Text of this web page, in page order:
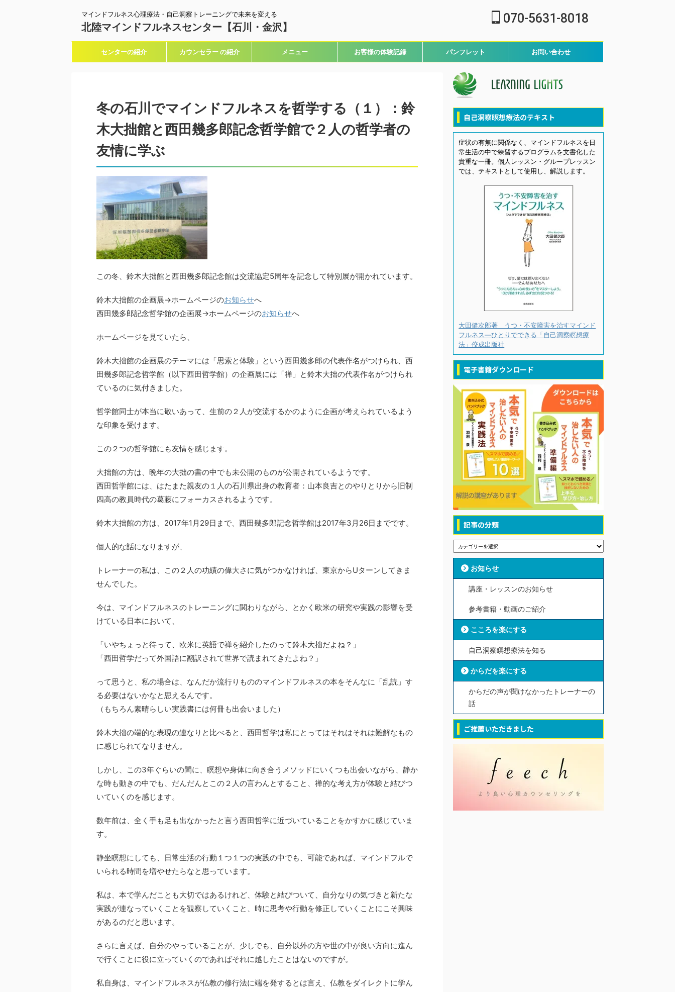
マインドフルネス心理療法・自己洞察トレーニングで未来を変える
北陸マインドフルネスセンター【石川・金沢】
070-5631-8018
センターの紹介 カウンセラー の紹介 メニュー お客様の体験記録 パンフレット お問い合わせ
冬の石川でマインドフルネスを哲学する（１）：鈴
木大拙館と西田幾多郎記念哲学館で２人の哲学者の
友情に学ぶ
この冬、鈴木大拙館と西田幾多郎記念館は交流協定5周年を記念して特別展が開かれています。
鈴木大拙館の企画展→ホームページのお知らせへ
西田幾多郎記念哲学館の企画展→ホームページのお知らせへ
ホームページを見ていたら、
鈴木大拙館の企画展のテーマには「思索と体験」という西田幾多郎の代表作名がつけられ、西
田幾多郎記念哲学館（以下西田哲学館）の企画展には「禅」と鈴木大拙の代表作名がつけられ
ているのに気付きました。
哲学館同士が本当に敬いあって、生前の２人が交流するかのように企画が考えられているよう
な印象を受けます。
この２つの哲学館にも友情を感じます。
大拙館の方は、晩年の大拙の書の中でも未公開のものが公開されているようです。
西田哲学館には、はたまた親友の１人の石川県出身の教育者：山本良吉とのやりとりから旧制
四高の教員時代の葛藤にフォーカスされるようです。
鈴木大拙館の方は、2017年1月29日まで、西田幾多郎記念哲学館は2017年3月26日までです。
個人的な話になりますが、
トレーナーの私は、この２人の功績の偉大さに気がつかなければ、東京からUターンしてきま
せんでした。
今は、マインドフルネスのトレーニングに関わりながら、とかく欧米の研究や実践の影響を受
けている日本において、
「いやちょっと待って、欧米に英語で禅を紹介したのって鈴木大拙だよね？」
「西田哲学だって外国語に翻訳されて世界で読まれてきたよね？」
って思うと、私の場合は、なんだか流行りもののマインドフルネスの本をそんなに「乱読」す
る必要はないかなと思えるんです。
（もちろん素晴らしい実践書には何冊も出会いました）
鈴木大拙の端的な表現の連なりと比べると、西田哲学は私にとってはそれはそれは難解なもの
に感じられてなりません。
しかし、この3年ぐらいの間に、瞑想や身体に向き合うメソッドにいくつも出会いながら、静か
な時も動きの中でも、だんだんとこの２人の言わんとすること、禅的な考え方が体験と結びつ
いていくのを感じます。
数年前は、全く手も足も出なかったと言う西田哲学に近づいていることをかすかに感じていま
す。
静坐瞑想にしても、日常生活の行動１つ１つの実践の中でも、可能であれば、マインドフルで
いられる時間を増やせたらなと思っています。
私は、本で学んだことも大切ではあるけれど、体験と結びついて、自分なりの気づきと新たな
実践が連なっていくことを観察していくこと、時に思考や行動を修正していくことにこそ興味
があるのだと思います。
さらに言えば、自分のやっていることが、少しでも、自分以外の方や世の中が良い方向に進ん
で行くことに役に立っていくのであればそれに越したことはないのですが。
私自身は、マインドフルネスが仏教の修行法に端を発するとは言え、仏教をダイレクトに学ん
自己洞察瞑想療法のテキスト
症状の有無に関係なく、マインドフルネスを日
常生活の中で練習するプログラムを文書化した
貴重な一冊。個人レッスン・グループレッスン
では、テキストとして使用し、解説します。
大田健次郎著 うつ・不安障害を治すマインド
フルネス―ひとりでできる「自己洞察瞑想療
法」佼成出版社
電子書籍ダウンロード
記事の分類
お知らせ
講座・レッスンのお知らせ
参考書籍・動画のご紹介
こころを楽にする
自己洞察瞑想療法を知る
からだを楽にする
からだの声が聞けなかったトレーナーの
話
ご推薦いただきました